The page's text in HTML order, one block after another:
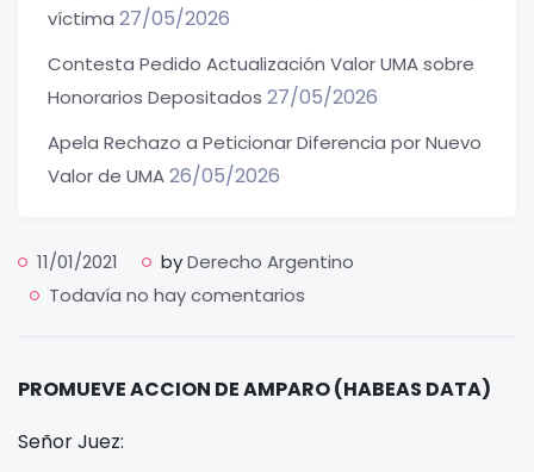
11/01/2021 byDerecho Argentino
Todavía no hay comentarios
PROMUEVE ACCION DE AMPARO (HABEAS DATA)
Señor Juez:
víctima 27/05/2026
Contesta Pedido Actualización Valor UMA sobre
Honorarios Depositados 27/05/2026
Apela Rechazo a Peticionar Diferencia por Nuevo
Valor de UMA26/05/2026